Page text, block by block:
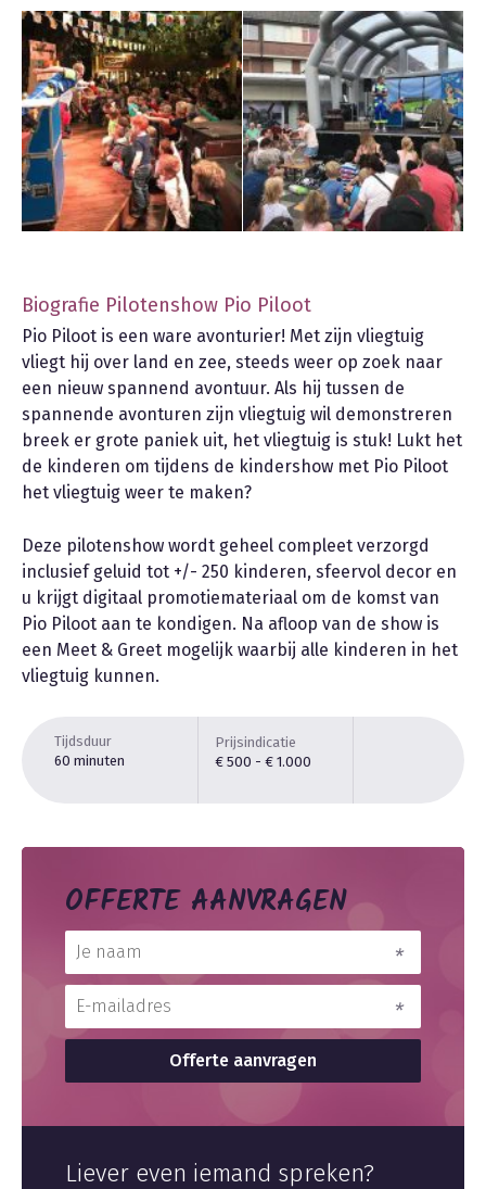
Biografie Pilotenshow Pio Piloot
Pio Piloot is een ware avonturier! Met zijn vliegtuig
vliegt hij over land en zee, steeds weer op zoek naar
een nieuw spannend avontuur. Als hij tussen de
spannende avonturen zijn vliegtuig wil demonstreren
breek er grote paniek uit, het vliegtuig is stuk! Lukt het
de kinderen om tijdens de kindershow met Pio Piloot
het vliegtuig weer te maken?
Deze pilotenshow wordt geheel compleet verzorgd
inclusief geluid tot +/- 250 kinderen, sfeervol decor en
u krijgt digitaal promotiemateriaal om de komst van
Pio Piloot aan te kondigen. Na afloop van de show is
een Meet & Greet mogelijk waarbij alle kinderen in het
vliegtuig kunnen.
Tijdsduur
60 minuten
Prijsindicatie
€ 500 - € 1.000
OFFERTE AANVRAGEN
Liever even iemand spreken?